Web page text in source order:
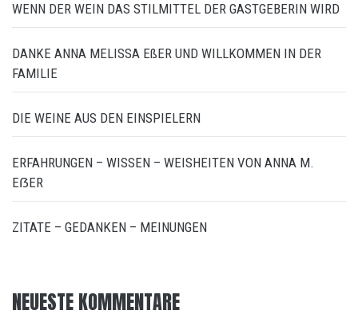
WENN DER WEIN DAS STILMITTEL DER GASTGEBERIN WIRD
DANKE ANNA MELISSA EßER UND WILLKOMMEN IN DER
FAMILIE
DIE WEINE AUS DEN EINSPIELERN
ERFAHRUNGEN – WISSEN – WEISHEITEN VON ANNA M.
EẞER
ZITATE – GEDANKEN – MEINUNGEN
NEUESTE KOMMENTARE